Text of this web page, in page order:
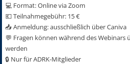
💻 Format: Online via Zoom
💶 Teilnahmegebühr: 15 €
📥 Anmeldung: ausschließlich über Caniva
💬 Fragen können während des Webinars
werden
🔒 Nur für ADRK-Mitglieder